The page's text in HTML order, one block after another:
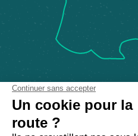
Comment
Made with by